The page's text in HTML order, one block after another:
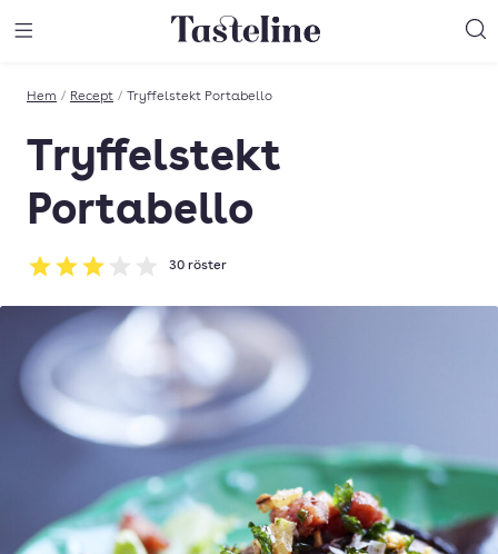
Till Tastelines startsida
Hem / Recept / Tryffelstekt Portabello
Tryffelstekt
Portabello
Betyg: 3.07 av 5
30 röster